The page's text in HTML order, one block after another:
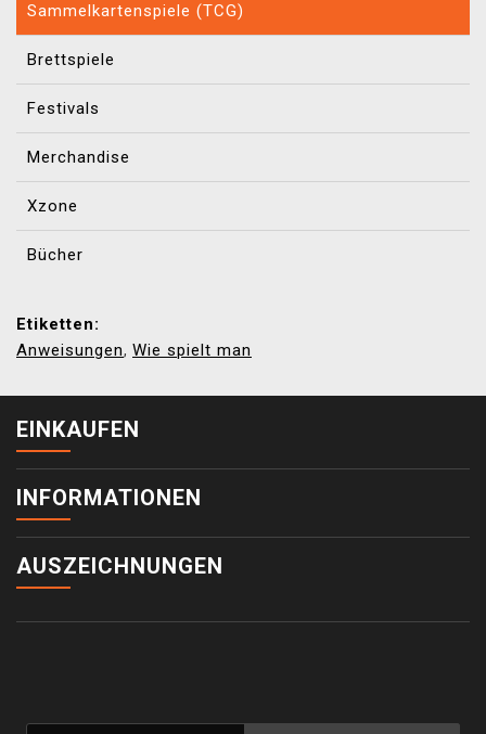
Sammelkartenspiele (TCG)
Brettspiele
Festivals
Merchandise
Xzone
Bücher
Etiketten:
Anweisungen, Wie spielt man
EINKAUFEN
INFORMATIONEN
AUSZEICHNUNGEN